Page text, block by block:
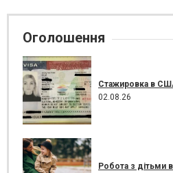
Оголошення
Стажировка в
02.08.26
Робота з дітьми